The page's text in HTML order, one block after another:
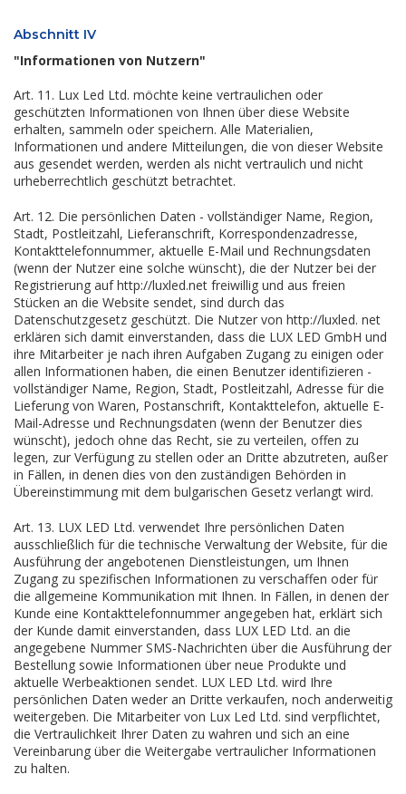
Abschnitt IV
"Informationen von Nutzern"
Art. 11. Lux Led Ltd. möchte keine vertraulichen oder
geschützten Informationen von Ihnen über diese Website
erhalten, sammeln oder speichern. Alle Materialien,
Informationen und andere Mitteilungen, die von dieser Website
aus gesendet werden, werden als nicht vertraulich und nicht
urheberrechtlich geschützt betrachtet.
Art. 12. Die persönlichen Daten - vollständiger Name, Region,
Stadt, Postleitzahl, Lieferanschrift, Korrespondenzadresse,
Kontakttelefonnummer, aktuelle E-Mail und Rechnungsdaten
(wenn der Nutzer eine solche wünscht), die der Nutzer bei der
Registrierung auf http://luxled.net freiwillig und aus freien
Stücken an die Website sendet, sind durch das
Datenschutzgesetz geschützt. Die Nutzer von http://luxled. net
erklären sich damit einverstanden, dass die LUX LED GmbH und
ihre Mitarbeiter je nach ihren Aufgaben Zugang zu einigen oder
allen Informationen haben, die einen Benutzer identifizieren -
vollständiger Name, Region, Stadt, Postleitzahl, Adresse für die
Lieferung von Waren, Postanschrift, Kontakttelefon, aktuelle E-
Mail-Adresse und Rechnungsdaten (wenn der Benutzer dies
wünscht), jedoch ohne das Recht, sie zu verteilen, offen zu
legen, zur Verfügung zu stellen oder an Dritte abzutreten, außer
in Fällen, in denen dies von den zuständigen Behörden in
Übereinstimmung mit dem bulgarischen Gesetz verlangt wird.
Art. 13. LUX LED Ltd. verwendet Ihre persönlichen Daten
ausschließlich für die technische Verwaltung der Website, für die
Ausführung der angebotenen Dienstleistungen, um Ihnen
Zugang zu spezifischen Informationen zu verschaffen oder für
die allgemeine Kommunikation mit Ihnen. In Fällen, in denen der
Kunde eine Kontakttelefonnummer angegeben hat, erklärt sich
der Kunde damit einverstanden, dass LUX LED Ltd. an die
angegebene Nummer SMS-Nachrichten über die Ausführung der
Bestellung sowie Informationen über neue Produkte und
aktuelle Werbeaktionen sendet. LUX LED Ltd. wird Ihre
persönlichen Daten weder an Dritte verkaufen, noch anderweitig
weitergeben. Die Mitarbeiter von Lux Led Ltd. sind verpflichtet,
die Vertraulichkeit Ihrer Daten zu wahren und sich an eine
Vereinbarung über die Weitergabe vertraulicher Informationen
zu halten.